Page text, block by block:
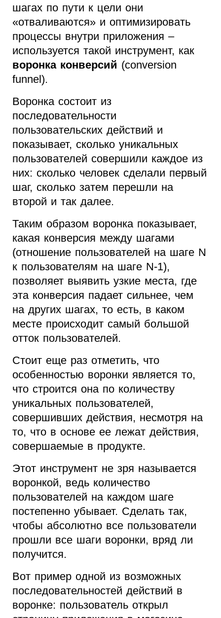
шагах по пути к цели они
«отваливаются» и оптимизировать
процессы внутри приложения –
используется такой инструмент, как
воронка конверсий (conversion
funnel).
Воронка состоит из
последовательности
пользовательских действий и
показывает, сколько уникальных
пользователей совершили каждое из
них: сколько человек сделали первый
шаг, сколько затем перешли на
второй и так далее.
Таким образом воронка показывает,
какая конверсия между шагами
(отношение пользователей на шаге N
к пользователям на шаге N-1),
позволяет выявить узкие места, где
эта конверсия падает сильнее, чем
на других шагах, то есть, в каком
месте происходит самый большой
отток пользователей.
Стоит еще раз отметить, что
особенностью воронки является то,
что строится она по количеству
уникальных пользователей,
совершивших действия, несмотря на
то, что в основе ее лежат действия,
совершаемые в продукте.
Этот инструмент не зря называется
воронкой, ведь количество
пользователей на каждом шаге
постепенно убывает. Сделать так,
чтобы абсолютно все пользователи
прошли все шаги воронки, вряд ли
получится.
Вот пример одной из возможных
последовательностей действий в
воронке: пользователь открыл